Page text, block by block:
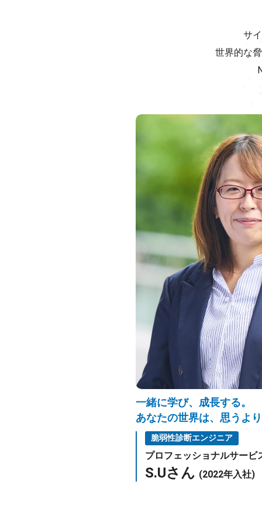
サ
世界的な
一緒に学び、成長する。
あなたの世界は、思うよ
脆弱性診断エンジニア
プロフェッショナルサービ
S.Uさん (2022年入社)